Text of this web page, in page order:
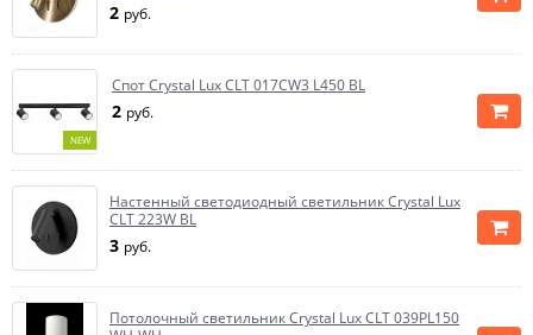
2 руб.
NEW
Спот Crystal Lux CLT 017CW3 L450 BL
2 руб.
Настенный светодиодный светильник Crystal Lux
CLT 223W BL
3 руб.
Потолочный светильник Crystal Lux CLT 039PL150